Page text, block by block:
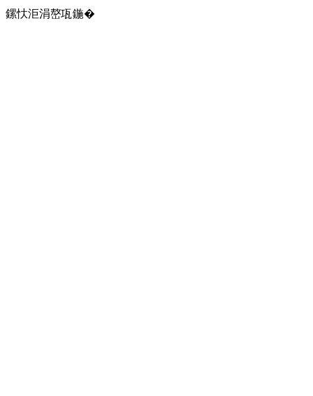
鏍忕洰涓嶅瓨鍦�